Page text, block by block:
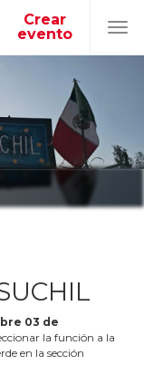
Crear
evento
03 de
la función a la
en la sección